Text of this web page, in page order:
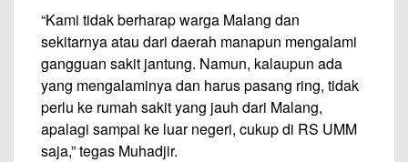
“Kami tidak berharap warga Malang dan
sekitarnya atau dari daerah manapun mengalami
gangguan sakit jantung. Namun, kalaupun ada
yang mengalaminya dan harus pasang ring, tidak
perlu ke rumah sakit yang jauh dari Malang,
apalagi sampai ke luar negeri, cukup di RS UMM
saja,” tegas Muhadjir.